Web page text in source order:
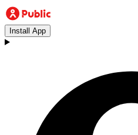
Install App